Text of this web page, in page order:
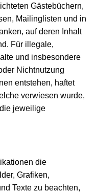
Gästebüchern,
Mailinglisten und in
auf deren Inhalt
Für illegale,
und insbesondere
Nichtnutzung
entstehen, haftet
verwiesen wurde,
jeweilige
die
Grafiken,
Texte zu beachten,